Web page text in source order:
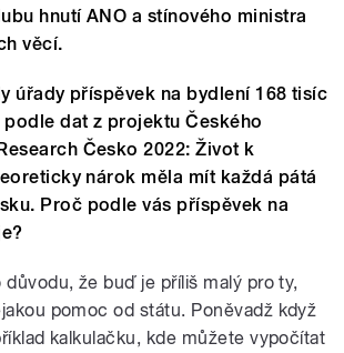
hnutí ANO a stínového ministra
věcí.
úřady příspěvek na bydlení 168 tisíc
dat z projektu Českého
Česko 2022: Život k
nárok měla mít každá pátá
Proč podle vás příspěvek na
že buď je příliš malý pro ty,
pomoc od státu. Poněvadž když
kalkulačku, kde můžete vypočítat